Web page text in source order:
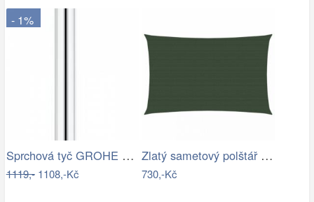
- 1%
Sprchová tyč GROHE Euphoria Neutral…
1119,-1108,-Kč
Zlatý sametový polštář s pleteným lemem…
730,-Kč